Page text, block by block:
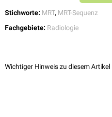
Stichworte: MRT, MRT-Sequenz
Fachgebiete: Radiologie
Wichtiger Hinweis zu diesem Artikel